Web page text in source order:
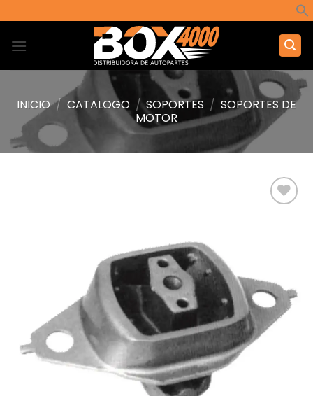
al
contenido
INICIO / CATALOGO / SOPORTES / SOPORTES DE
MOTOR